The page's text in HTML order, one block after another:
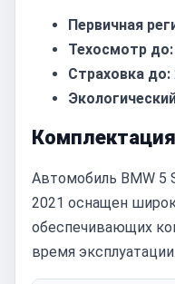
Первичная
Техосмотр до:
Страховка до:
Автомобиль BMW 5
2021 оснащен
обеспечивающих
время эксплуатации.